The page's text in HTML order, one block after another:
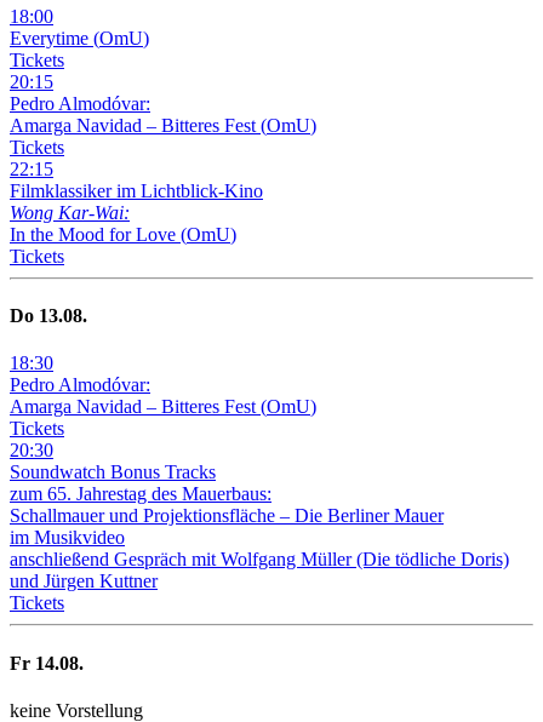
18:00
Everytime (OmU)
Tickets
20:15
Pedro Almodóvar:
Amarga Navidad – Bitteres Fest (OmU)
Tickets
22:15
Filmklassiker im Lichtblick-Kino
Wong Kar-Wai:
In the Mood for Love (OmU)
Tickets
Do 13.08.
18:30
Pedro Almodóvar:
Amarga Navidad – Bitteres Fest (OmU)
Tickets
20:30
Soundwatch Bonus Tracks
zum 65. Jahrestag des Mauerbaus:
Schallmauer und Projektionsfläche – Die Berliner Mauer
im Musikvideo
anschließend Gespräch mit Wolfgang Müller (Die tödliche Doris)
und Jürgen Kuttner
Tickets
Fr 14.08.
keine Vorstellung